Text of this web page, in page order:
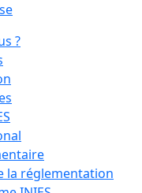
?
la réglementation